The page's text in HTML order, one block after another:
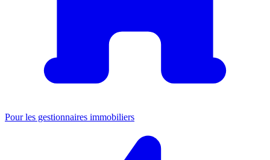
Pour les gestionnaires immobiliers